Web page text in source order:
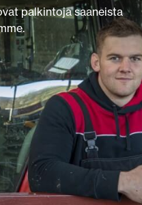
palkintoja saaneista